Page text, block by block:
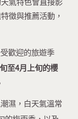
徵與推薦活動，
歡迎的旅遊季
至4月上旬的櫻
濕，白天氣溫常